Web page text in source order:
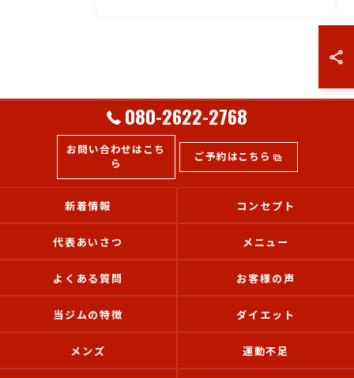
080-2622-2768
お問い合わせはこち
ら
ご予約はこちら
新着情報 コンセプト
代表あいさつ メニュー
よくある質問 お客様の声
当ジムの特徴 ダイエット
メンズ 運動不足